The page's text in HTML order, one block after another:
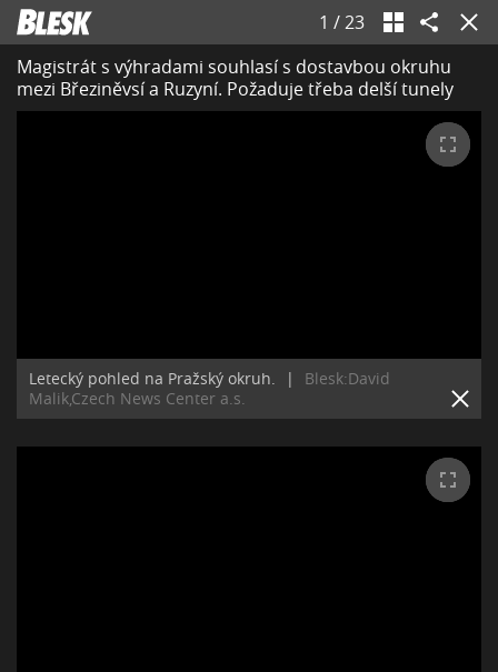
1 /23
Magistrát s výhradami souhlasí s dostavbou okruhu
mezi Březiněvsí a Ruzyní. Požaduje třeba delší tunely
Letecký pohled na Pražský okruh. |
Blesk:David
Malik,Czech News Center a.s.